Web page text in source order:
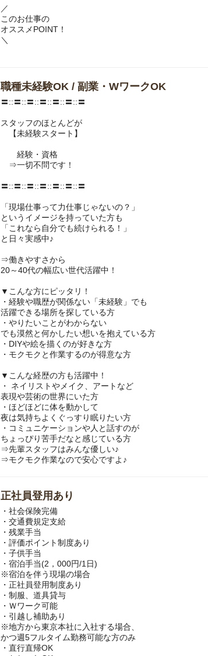
／
このお仕事の
オススメPOINT！
＼
職種未経験OK / 副業・WワークOK
〓::〓::〓::〓::〓::〓::〓
スタッフのほとんどが
【未経験スタート】
経験・資格
⇒一切不問です！
〓::〓::〓::〓::〓::〓::〓
「現場仕事って力仕事じゃないの？」
というイメージを持っていた方も
「これなら自分でも続けられる！」
と日々実感中♪
⇒働きやすさから
20～40代の幅広い世代活躍中！
▼こんな方にピッタリ！
・経験や職歴が関係ない「未経験」でも
活躍できる場所を探している方
・やりたいことがわからない
でも漠然と何かしたい想いを抱えている方
・DIYや絵を描くのが好きな方
・モクモクと作業するのが得意な方
▼こんな経歴の方も活躍中！
・ ネイリストやメイク、アートなど
表現や芸術の世界にいた方
・ほどほどに体を動かして
夜は気持ちよくぐっすり眠りたい方
・コミュニケーションや人と話すのが
ちょっぴり苦手だなと感じている方
⇒先輩スタッフはみんな優しい♪
⇒モクモク作業なので安心ですよ♪
正社員登用あり
・社会保険完備
・交通費規定支給
・残業手当
・評価ポイント制度あり
・子供手当
・宿泊手当(2，000円/1日)
※宿泊を伴う現場の場合
・正社員登用制度あり
・制服、道具貸与
・Ｗワーク可能
・引越し補助あり
※地方から東京本社に入社する場合、
かつ週5フルタイム勤務可能な方のみ
・直行直帰OK